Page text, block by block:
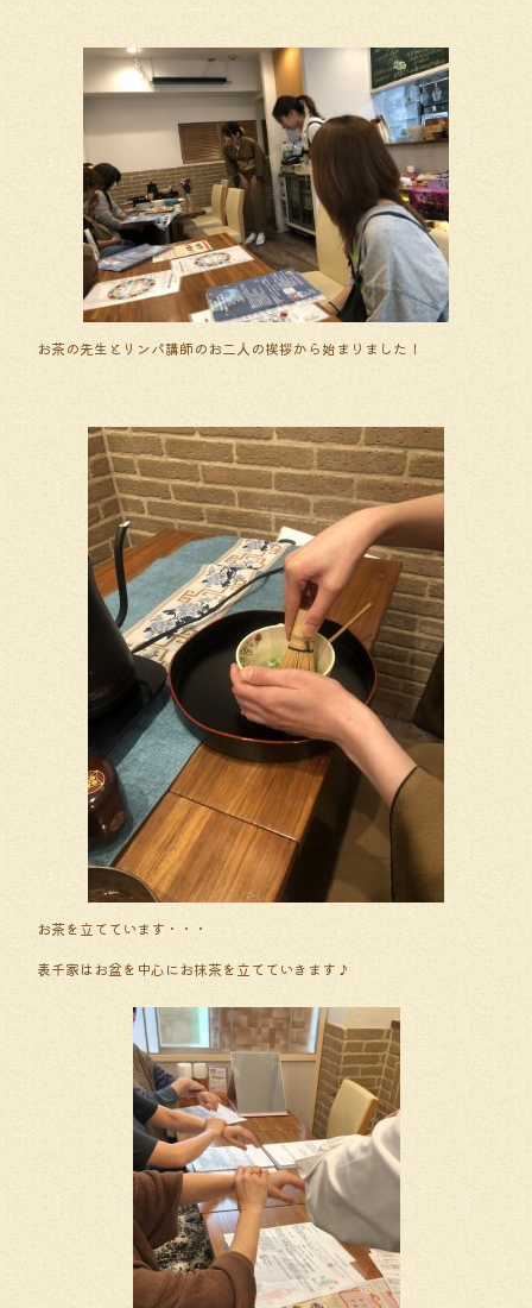
お茶の先生とリンパ講師のお二人の挨拶から始まりました！
お茶を立てています・・・
表千家はお盆を中心にお抹茶を立てていきます♪